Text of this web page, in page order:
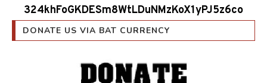
324khFoGKDESm8WtLDuNMzKoX1yPJ5z6co
DONATE US VIA BAT CURRENCY